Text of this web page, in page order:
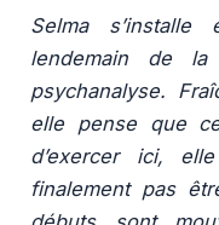
Selma
lendemain de
psychanalyse.
elle pense que
d’exercer ici,
finalement pas